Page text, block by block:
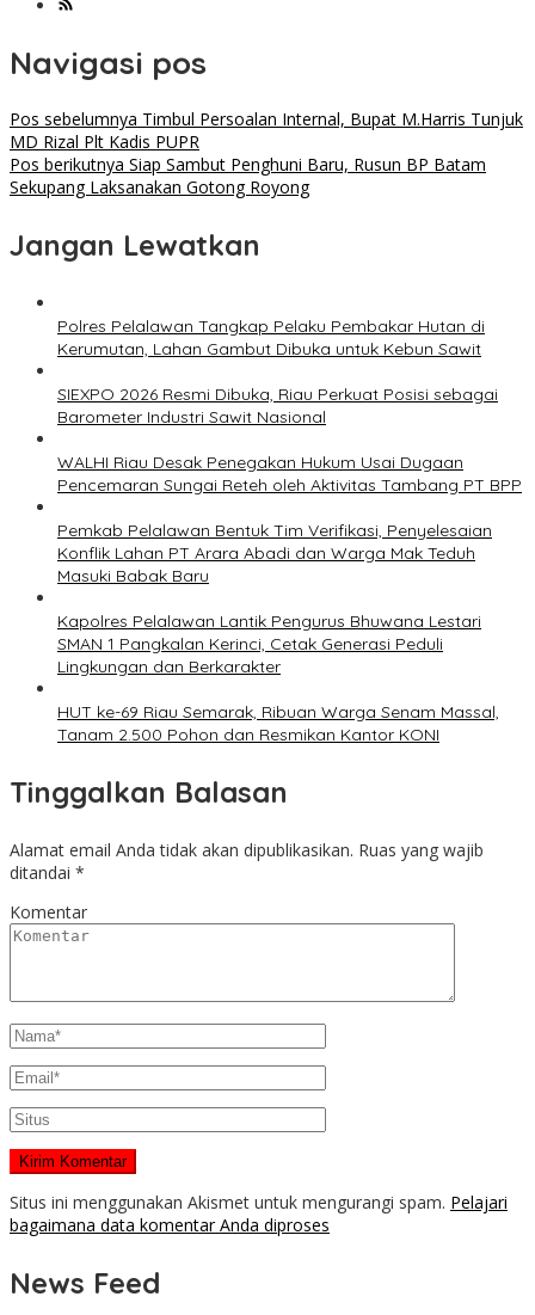
Navigasi pos
Pos sebelumnya Timbul Persoalan Internal, Bupat M.Harris Tunjuk
MD Rizal Plt Kadis PUPR
Pos berikutnya Siap Sambut Penghuni Baru, Rusun BP Batam
Sekupang Laksanakan Gotong Royong
Jangan Lewatkan
Polres Pelalawan Tangkap Pelaku Pembakar Hutan di
Kerumutan, Lahan Gambut Dibuka untuk Kebun Sawit
SIEXPO 2026 Resmi Dibuka, Riau Perkuat Posisi sebagai
Barometer Industri Sawit Nasional
WALHI Riau Desak Penegakan Hukum Usai Dugaan
Pencemaran Sungai Reteh oleh Aktivitas Tambang PT BPP
Pemkab Pelalawan Bentuk Tim Verifikasi, Penyelesaian
Konflik Lahan PT Arara Abadi dan Warga Mak Teduh
Masuki Babak Baru
Kapolres Pelalawan Lantik Pengurus Bhuwana Lestari
SMAN 1 Pangkalan Kerinci, Cetak Generasi Peduli
Lingkungan dan Berkarakter
HUT ke-69 Riau Semarak, Ribuan Warga Senam Massal,
Tanam 2.500 Pohon dan Resmikan Kantor KONI
Tinggalkan Balasan
Alamat email Anda tidak akan dipublikasikan. Ruas yang wajib
ditandai *
Komentar
Situs ini menggunakan Akismet untuk mengurangi spam. Pelajari
bagaimana data komentar Anda diproses
News Feed